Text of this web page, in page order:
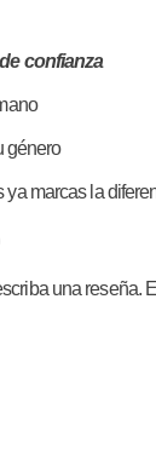
confianza
género
marcas la
una reseña.